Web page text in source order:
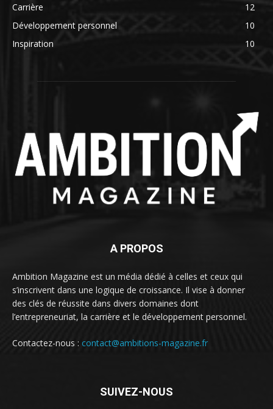
Carrière
12
Développement personnel
10
Inspiration
10
A PROPOS
Ambition Magazine est un média dédié à celles et ceux qui
s’inscrivent dans une logique de croissance. Il vise à donner
des clés de réussite dans divers domaines dont
l’entrepreneuriat, la carrière et le développement personnel.
Contactez-nous : contact@ambitions-magazine.fr
SUIVEZ-NOUS